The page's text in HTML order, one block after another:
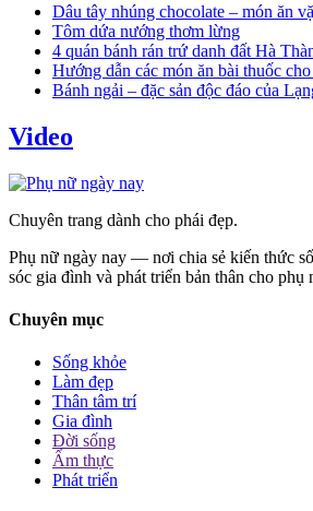
Dâu tây nhúng chocolate – món ăn
Tôm dứa nướng thơm lừng
4 quán bánh rán trứ danh đất Hà
Hướng dẫn các món ăn bài thuốc
Bánh ngải – đặc sản độc đáo của
Video
Chuyên trang dành cho phái đẹp.
Phụ nữ ngày nay — nơi chia sẻ kiến thức
sóc gia đình và phát triển bản thân cho phụ
Chuyên mục
Sống khỏe
Làm đẹp
Thân tâm trí
Gia đình
Đời sống
Ẩm thực
Phát triển